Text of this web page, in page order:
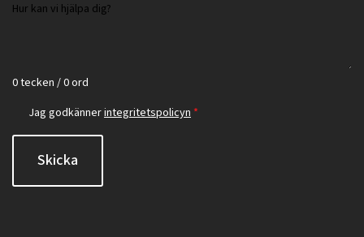
0 tecken / 0 ord
Jag godkännerintegritetspolicyn *
Skicka